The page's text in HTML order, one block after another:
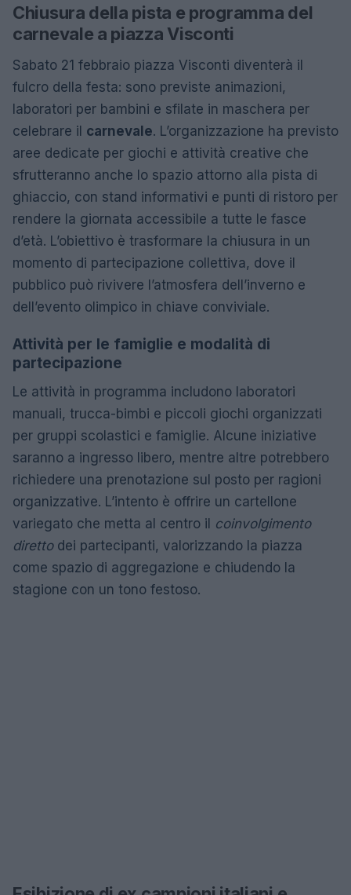
Chiusura della pista e programma del
carnevale a piazza Visconti
Sabato 21 febbraio piazza Visconti diventerà il
fulcro della festa: sono previste animazioni,
laboratori per bambini e sfilate in maschera per
celebrare il carnevale. L’organizzazione ha previsto
aree dedicate per giochi e attività creative che
sfrutteranno anche lo spazio attorno alla pista di
ghiaccio, con stand informativi e punti di ristoro per
rendere la giornata accessibile a tutte le fasce
d’età. L’obiettivo è trasformare la chiusura in un
momento di partecipazione collettiva, dove il
pubblico può rivivere l’atmosfera dell’inverno e
dell’evento olimpico in chiave conviviale.
Attività per le famiglie e modalità di
partecipazione
Le attività in programma includono laboratori
manuali, trucca-bimbi e piccoli giochi organizzati
per gruppi scolastici e famiglie. Alcune iniziative
saranno a ingresso libero, mentre altre potrebbero
richiedere una prenotazione sul posto per ragioni
organizzative. L’intento è offrire un cartellone
variegato che metta al centro il coinvolgimento
direttodei partecipanti, valorizzando la piazza
come spazio di aggregazione e chiudendo la
stagione con un tono festoso.